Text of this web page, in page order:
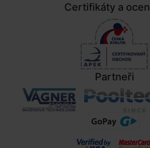
Certifikáty a
Partneři